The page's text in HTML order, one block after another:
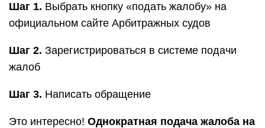
Шаг 1. Выбрать кнопку «подать жалобу» на
официальном сайте Арбитражных судов
Шаг 2. Зарегистрироваться в системе подачи
жалоб
Шаг 3. Написать обращение
Это интересно! Однократная подача жалоба на